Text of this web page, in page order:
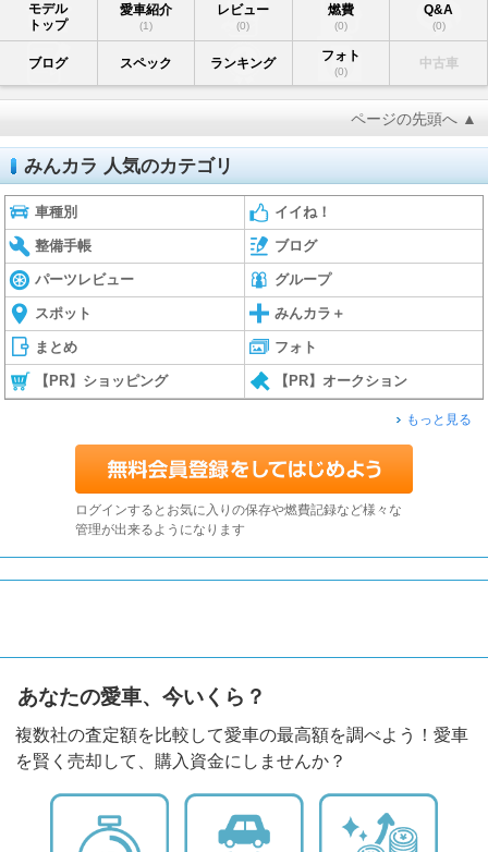
モデル
トップ
愛車紹介
(1)
レビュー
(0)
燃費
(0)
Q&A
(0)
ブログ スペック ランキング フォト
(0)
中古車
ページの先頭へ ▲
みんカラ 人気のカテゴリ
車種別 イイね！
整備手帳 ブログ
パーツレビュー グループ
スポット みんカラ＋
まとめ フォト
【PR】ショッピング 【PR】オークション
もっと見る
ログインするとお気に入りの保存や燃費記録など様々な
管理が出来るようになります
あなたの愛車、今いくら？
複数社の査定額を比較して愛車の最高額を調べよう！愛車
を賢く売却して、購入資金にしませんか？